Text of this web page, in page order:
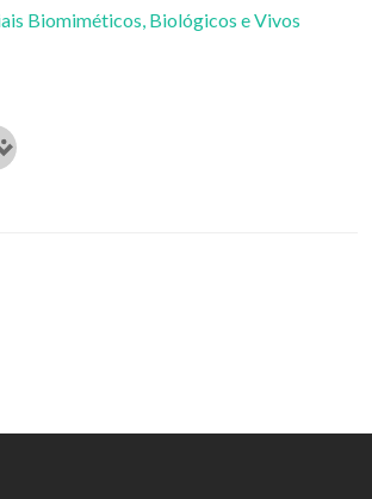
Biomiméticos, Biológicos e Vivos